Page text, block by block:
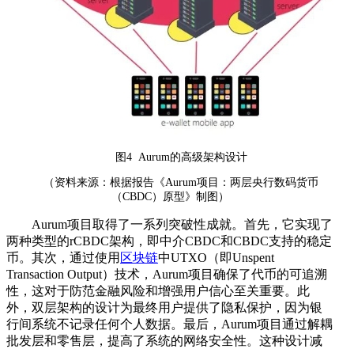
图4 Aurum的高级架构设计
（资料来源：根据报告《Aurum项目：两层央行数码货币
（CBDC）原型》制图）
Aurum项目取得了一系列突破性成就。首先，它实现了
两种类型的rCBDC架构，即中介CBDC和CBDC支持的稳定
币。其次，通过使用 区块链中UTXO（即Unspent
Transaction Output）技术，Aurum项目确保了代币的可追溯
性，这对于防范金融风险和增强用户信心至关重要。此
外，双层架构的设计为最终用户提供了隐私保护，因为银
行间系统不记录任何个人数据。最后，Aurum项目通过解耦
批发层和零售层，提高了系统的网络安全性。这种设计减